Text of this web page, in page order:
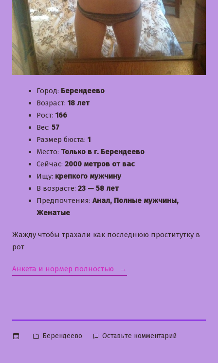
Город: Берендеево
Возраст: 18 лет
Рост: 166
Вес: 57
Размер бюста: 1
Место: Только в г. Берендеево
Сейчас: 2000 метров от вас
Ищу: крепкого мужчину
В возрасте: 23 — 58 лет
Предпочтения: Анал, Полные мужчины,
Женатые
Жажду чтобы трахали как последнюю проститутку в
рот
Анкета и нормер полностью «Екатерина»
Опубликовано
Берендеево Оставьте комментарий